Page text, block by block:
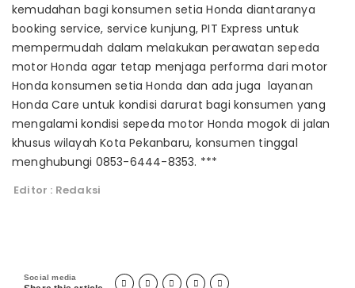
kemudahan bagi konsumen setia Honda diantaranya
booking service, service kunjung, PIT Express untuk
mempermudah dalam melakukan perawatan sepeda
motor Honda agar tetap menjaga performa dari motor
Honda konsumen setia Honda dan ada juga layanan
Honda Care untuk kondisi darurat bagi konsumen yang
mengalami kondisi sepeda motor Honda mogok di jalan
khusus wilayah Kota Pekanbaru, konsumen tinggal
menghubungi 0853-6444-8353. ***
Editor : Redaksi
Social media
    